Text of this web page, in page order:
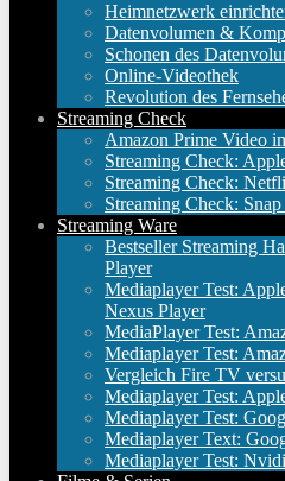
Heimnetzwerk
Datenvolumen &
Schonen des
Online-Videothek
Revolution des
Streaming Check
Amazon Prime Video
Streaming Check:
Streaming Check:
Streaming Check:
Streaming Ware
Bestseller Streaming
Player
Mediaplayer Test:
Nexus Player
MediaPlayer Test:
Mediaplayer Test:
Vergleich Fire TV
Mediaplayer Test:
Mediaplayer Test:
Mediaplayer Text:
Mediaplayer Test: